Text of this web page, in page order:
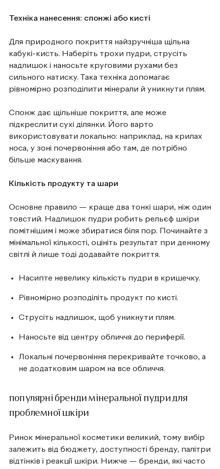
Техніка нанесення: спонжі або кисті
Для природного покриття найзручніша щільна
кабукі-кисть. Наберіть трохи пудри, струсіть
надлишок і наносьте круговими рухами без
сильного натиску. Така техніка допомагає
рівномірно розподілити мінерали й уникнути плям.
Спонж дає щільніше покриття, але може
підкреслити сухі ділянки. Його варто
використовувати локально: наприклад, на крилах
носа, у зоні почервоніння або там, де потрібно
більше маскування.
Кількість продукту та шари
Основне правило — краще два тонкі шари, ніж один
товстий. Надлишок пудри робить рельєф шкіри
помітнішим і може збиратися біля пор. Починайте з
мінімальної кількості, оцініть результат при денному
світлі й лише тоді додавайте покриття.
Насипте невелику кількість пудри в кришечку.
Рівномірно розподіліть продукт по кисті.
Струсіть надлишок, щоб уникнути плям.
Наносьте від центру обличчя до периферії.
Локальні почервоніння перекривайте точково, а
не додатковим шаром на все обличчя.
популярні бренди мінеральної пудри для
проблемної шкіри
Ринок мінеральної косметики великий, тому вибір
залежить від бюджету, доступності бренду, палітри
відтінків і реакції шкіри. Нижче — бренди, які часто